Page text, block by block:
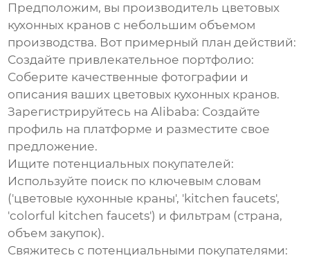
Предположим, вы производитель цветовых
кухонных кранов с небольшим объемом
производства. Вот примерный план действий:
Создайте привлекательное портфолио:
Соберите качественные фотографии и
описания ваших цветовых кухонных кранов.
Зарегистрируйтесь на Alibaba: Создайте
профиль на платформе и разместите свое
предложение.
Ищите потенциальных покупателей:
Используйте поиск по ключевым словам
('цветовые кухонные краны', 'kitchen faucets',
'colorful kitchen faucets') и фильтрам (страна,
объем закупок).
Свяжитесь с потенциальными покупателями: